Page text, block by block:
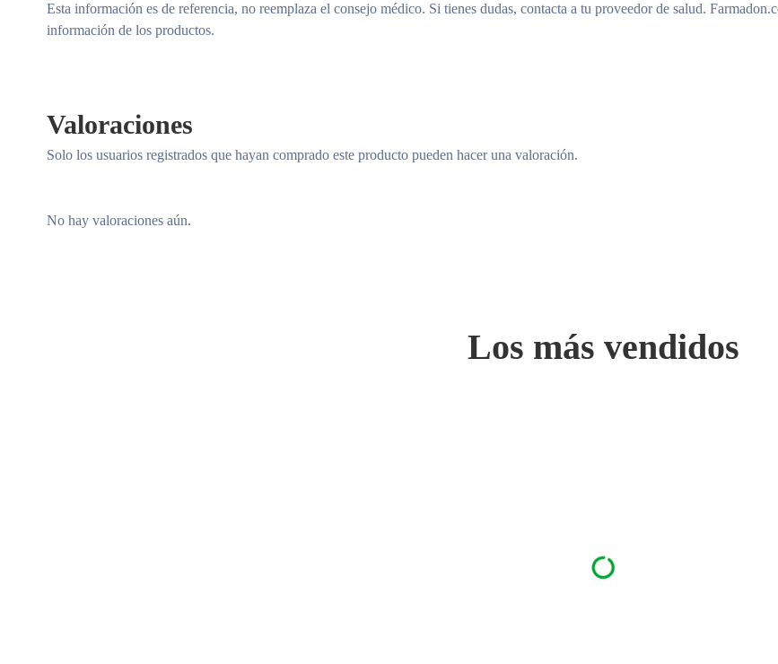
Esta información es de referencia, no reemplaza el consejo médico. Si tienes dudas, contacta a tu proveedor de salud.
información de los productos.
Valoraciones
No hay valoraciones aún.
Solo los usuarios registrados que hayan comprado este producto pueden hacer una valoración.
Los más vendidos